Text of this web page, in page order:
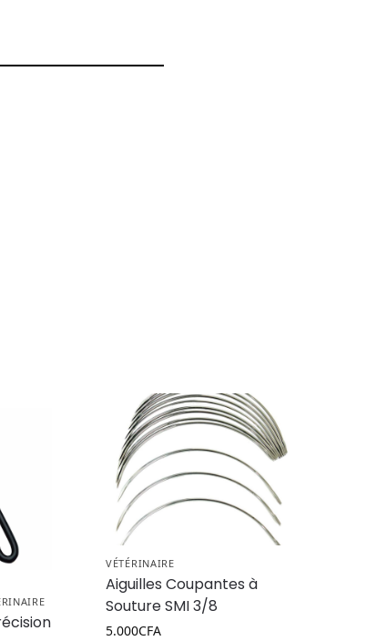
VÉTÉRINAIRE
Aiguilles Coupantes à
Souture SMI 3/8
5.000CFA